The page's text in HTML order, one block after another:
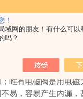
！
域网的朋友！有什么可以
吗？
控阀通常将阀杆伸出
唯有电磁阀是用电
易，容易产生内漏